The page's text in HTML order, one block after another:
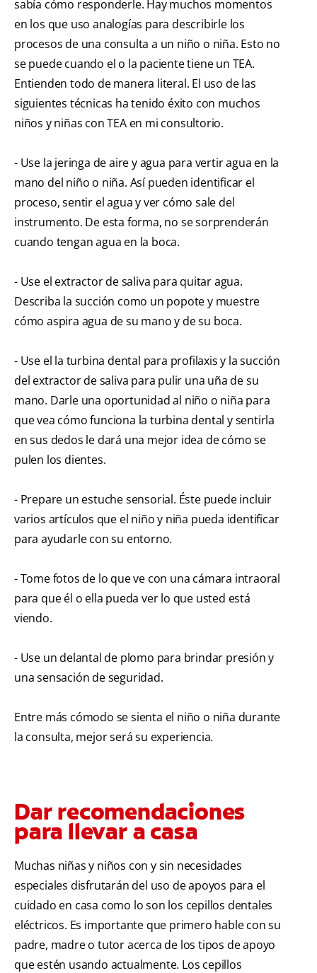
sabía cómo responderle. Hay muchos momentos
en los que uso analogías para describirle los
procesos de una consulta a un niño o niña. Esto no
se puede cuando el o la paciente tiene un TEA.
Entienden todo de manera literal. El uso de las
siguientes técnicas ha tenido éxito con muchos
niños y niñas con TEA en mi consultorio.
- Use la jeringa de aire y agua para vertir agua en la
mano del niño o niña. Así pueden identificar el
proceso, sentir el agua y ver cómo sale del
instrumento. De esta forma, no se sorprenderán
cuando tengan agua en la boca.
- Use el extractor de saliva para quitar agua.
Describa la succión como un popote y muestre
cómo aspira agua de su mano y de su boca.
- Use el la turbina dental para profilaxis y la succión
del extractor de saliva para pulir una uña de su
mano. Darle una oportunidad al niño o niña para
que vea cómo funciona la turbina dental y sentirla
en sus dedos le dará una mejor idea de cómo se
pulen los dientes.
- Prepare un estuche sensorial. Éste puede incluir
varios artículos que el niño y niña pueda identificar
para ayudarle con su entorno.
- Tome fotos de lo que ve con una cámara intraoral
para que él o ella pueda ver lo que usted está
viendo.
- Use un delantal de plomo para brindar presión y
una sensación de seguridad.
Entre más cómodo se sienta el niño o niña durante
la consulta, mejor será su experiencia.
Dar recomendaciones
para llevar a casa
Muchas niñas y niños con y sin necesidades
especiales disfrutarán del uso de apoyos para el
cuidado en casa como lo son los cepillos dentales
eléctricos. Es importante que primero hable con su
padre, madre o tutor acerca de los tipos de apoyo
que estén usando actualmente. Los cepillos